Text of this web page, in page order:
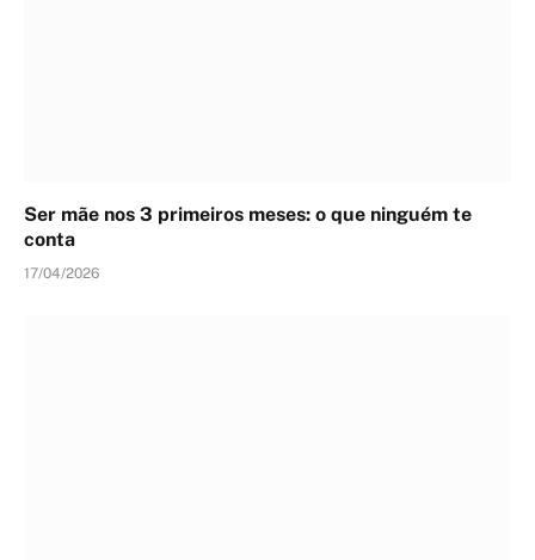
Ser mãe nos 3 primeiros meses: o que ninguém te
conta
17/04/2026